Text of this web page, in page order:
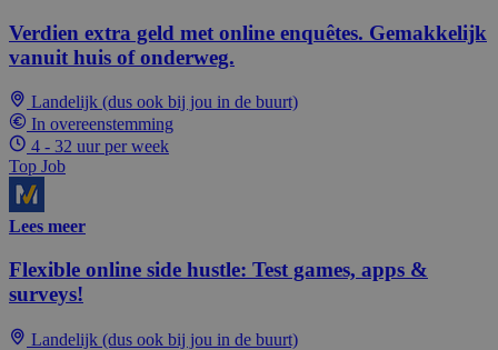
Verdien extra geld met online enquêtes. Gemakkelijk
vanuit huis of onderweg.
Landelijk (dus ook bij jou in de buurt)
In overeenstemming
4 - 32 uur per week
Top Job
Lees meer
Flexible online side hustle: Test games, apps &
surveys!
Landelijk (dus ook bij jou in de buurt)